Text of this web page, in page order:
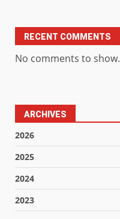
RECENT COMMENTS
No comments to show.
ARCHIVES
2026
2025
2024
2023